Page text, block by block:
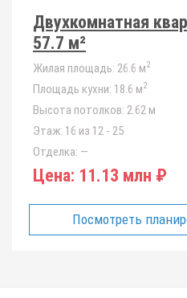
Двухкомнатная
57.7 м²
Жилая площадь: 26.6 м2
Площадь кухни: 18.6 м2
Высота потолков: 2.62 м
Этаж: 16 из 12 - 25
Отделка: —
Цена: 11.13 млн ₽
Посмотреть